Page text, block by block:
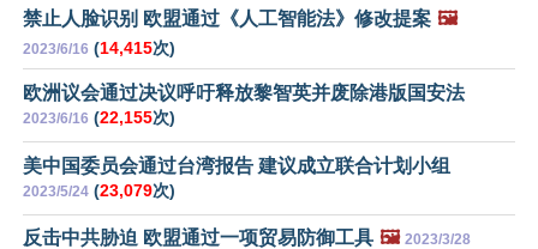
禁止人脸识别 欧盟通过《人工智能法》修改提案 🖼️
2023/6/16 (14,415次)
欧洲议会通过决议呼吁释放黎智英并废除港版国安法
2023/6/16 (22,155次)
美中国委员会通过台湾报告 建议成立联合计划小组
2023/5/24 (23,079次)
反击中共胁迫 欧盟通过一项贸易防御工具 🖼️ 2023/3/28